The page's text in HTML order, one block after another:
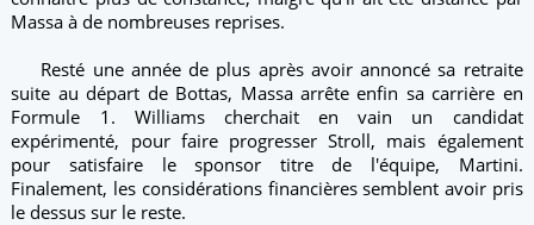
Massa à de nombreuses reprises.
Resté une année de plus après avoir annoncé sa retraite
suite au départ de Bottas, Massa arrête enfin sa carrière en
Formule 1. Williams cherchait en vain un candidat
expérimenté, pour faire progresser Stroll, mais également
pour satisfaire le sponsor titre de l'équipe, Martini.
Finalement, les considérations financières semblent avoir pris
le dessus sur le reste.